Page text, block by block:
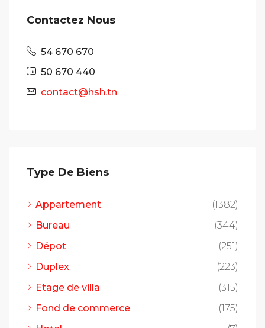
Contactez Nous
54 670 670
50 670 440
contact@hsh.tn
Type De Biens
Appartement
(1382)
Bureau
(344)
Dépot
(251)
Duplex
(223)
Etage de villa
(315)
Fond de commerce
(175)